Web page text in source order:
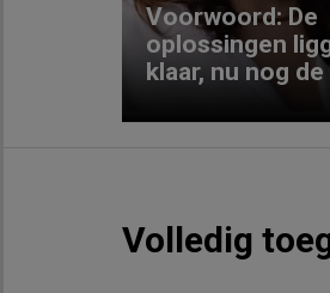
Voorwoord: De
oplossingen
klaar, nu nog de
Volledig